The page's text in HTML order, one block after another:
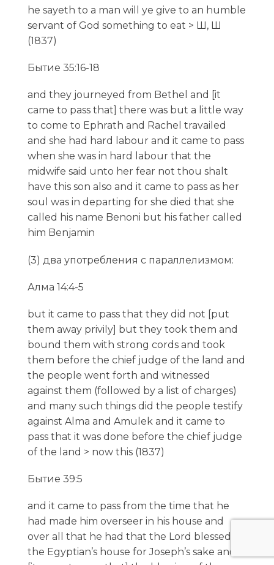
he sayeth to a man will ye give to an humble
servant of God something to eat > Ш, Ш
(1837)
Бытие 35:16-18
and they journeyed from Bethel and [it
came to pass that] there was but a little way
to come to Ephrath and Rachel travailed
and she had hard labour and it came to pass
when she was in hard labour that the
midwife said unto her fear not thou shalt
have this son also and it came to pass as her
soul was in departing for she died that she
called his name Benoni but his father called
him Benjamin
(3) два употребления с параллелизмом:
Алма 14:4-5
but it came to pass that they did not [put
them away privily] but they took them and
bound them with strong cords and took
them before the chief judge of the land and
the people went forth and witnessed
against them (followed by a list of charges)
and many such things did the people testify
against Alma and Amulek and it came to
pass that it was done before the chief judge
of the land > now this (1837)
Бытие 39:5
and it came to pass from the time that he
had made him overseer in his house and
over all that he had that the Lord blessed
the Egyptian’s house for Joseph’s sake and